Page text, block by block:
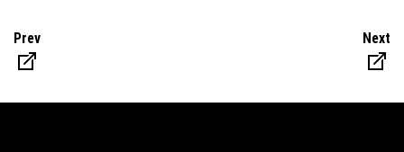
Prev Next